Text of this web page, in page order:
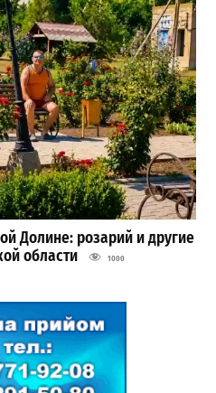
Долине: розарий и другие
области
1000